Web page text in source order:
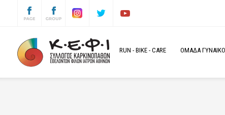
RUN - BIKE - CARE ΟΜΑΔΑ